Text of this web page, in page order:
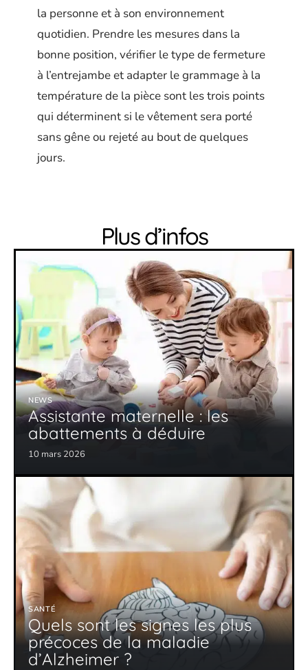
la personne et à son environnement
quotidien. Prendre les mesures dans la
bonne position, vérifier le type de fermeture
à l’entrejambe et adapter le grammage à la
température de la pièce sont les trois points
qui déterminent si le vêtement sera porté
sans gêne ou rejeté au bout de quelques
jours.
Plus d’infos
NEWS
Assistante maternelle : les
abattements à déduire
10 mars 2026
SANTÉ
Quels sont les signes les plus
précoces de la maladie
d’Alzheimer ?